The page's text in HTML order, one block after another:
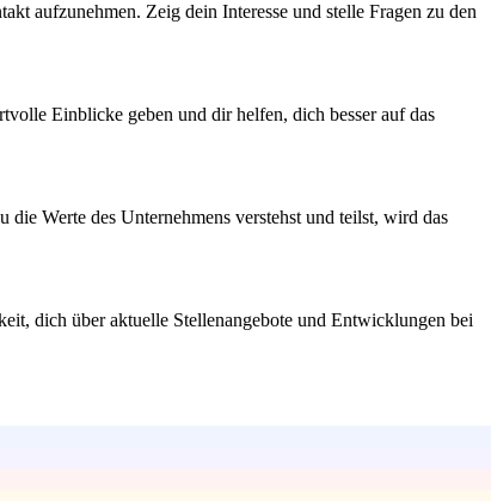
aufzunehmen. Zeig dein Interesse und stelle Fragen zu den
Einblicke geben und dir helfen, dich besser auf das
Werte des Unternehmens verstehst und teilst, wird das
dich über aktuelle Stellenangebote und Entwicklungen bei